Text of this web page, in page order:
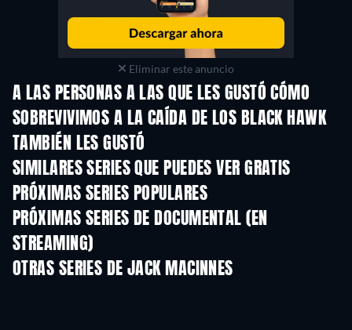
Eliminar este anuncio
A LAS PERSONAS A LAS QUE LES GUSTÓ CÓMO
SOBREVIVIMOS A LA CAÍDA DE LOS BLACK HAWK
TAMBIÉN LES GUSTÓ
TV
SIMILARES SERIES QUE PUEDES VER GRATIS
TV TV
PRÓXIMAS SERIES POPULARES
TV
PRÓXIMAS SERIES DE DOCUMENTAL (EN
STREAMING)Temporada 1
OTRAS SERIES DE JACK MACINNESTV